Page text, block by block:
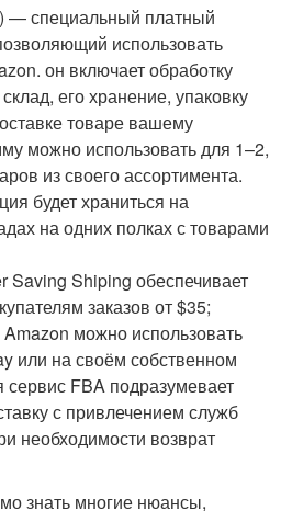
— специальный платный
использовать
он включает обработку
его хранение, упаковку
товаре вашему
можно использовать для 1–2,
из своего ассортимента.
будет храниться на
на одних полках с товарами
Saving Shiping обеспечивает
заказов от $35;
можно использовать
или на своём собственном
FBA подразумевает
с привлечением служб
необходимости возврат
знать многие нюансы,